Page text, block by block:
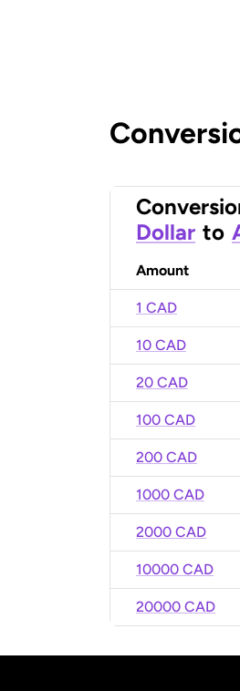
Dollar to
Amount
1 CAD
10 CAD
20 CAD
100 CAD
200 CAD
1000 CAD
2000 CAD
10000 CAD
20000 CAD